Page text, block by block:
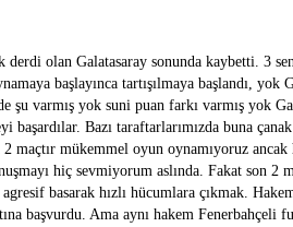
derdi olan Galatasaray sonunda kaybetti. 3
başlayınca tartışılmaya başlandı,
şu varmış yok suni puan farkı varmış yok
başardılar. Bazı taraftarlarımızda buna
maçtır mükemmel oyun oynamıyoruz
hiç sevmiyorum aslında. Fakat son 2
basarak hızlı hücumlara çıkmak.
başvurdu. Ama aynı hakem Fenerbahçeli